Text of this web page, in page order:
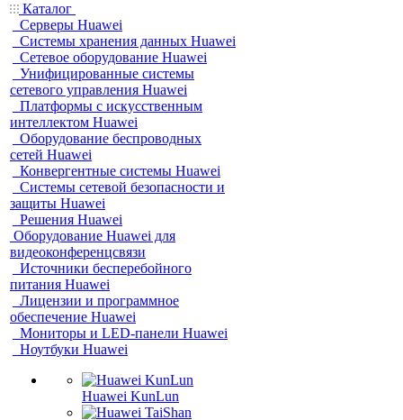
Каталог
Серверы Huawei
Системы хранения данных Huawei
Сетевое оборудование Huawei
Унифицированные системы
сетевого управления Huawei
Платформы с искусственным
интеллектом Huawei
Оборудование беспроводных
сетей Huawei
Конвергентные системы Huawei
Системы сетевой безопасности и
защиты Huawei
Решения Huawei
Оборудование Huawei для
видеоконференцсвязи
Источники бесперебойного
питания Huawei
Лицензии и программное
обеспечение Huawei
Мониторы и LED-панели Huawei
Ноутбуки Huawei
Huawei KunLun